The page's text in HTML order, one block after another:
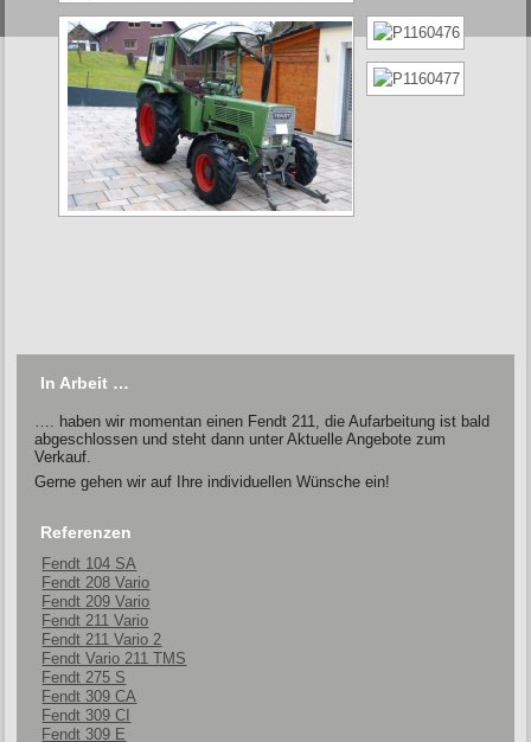
In Arbeit …
…. haben wir momentan einen Fendt 211, die Aufarbeitung ist bald
abgeschlossen und steht dann unter Aktuelle Angebote zum
Verkauf.
Gerne gehen wir auf Ihre individuellen Wünsche ein!
Referenzen
Fendt 104 SA
Fendt 208 Vario
Fendt 209 Vario
Fendt 211 Vario
Fendt 211 Vario 2
Fendt Vario 211 TMS
Fendt 275 S
Fendt 309 CA
Fendt 309 CI
Fendt 309 E